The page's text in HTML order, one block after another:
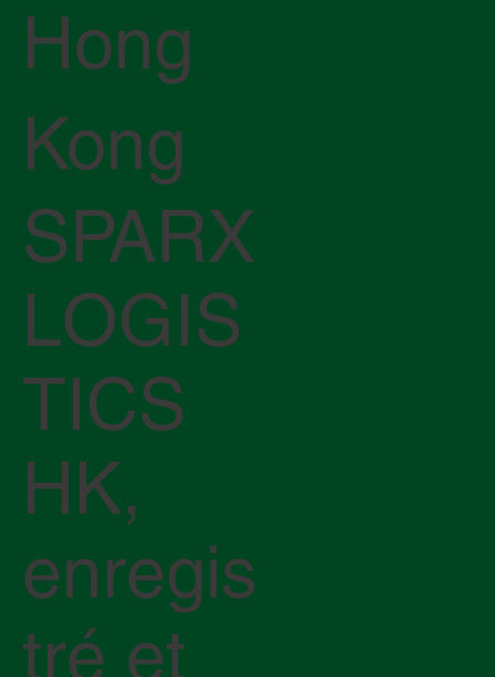
Hong
Kong
SPARX
LOGIS
TICS
HK,
enregis
tré et